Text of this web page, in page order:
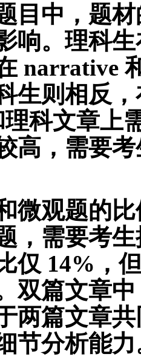
目中，题
响。理科
narrative
生则相反
理科文章上
高，需要
微观题的
，需要考
仅 14%，
双篇文章
两篇文章
节分析能力